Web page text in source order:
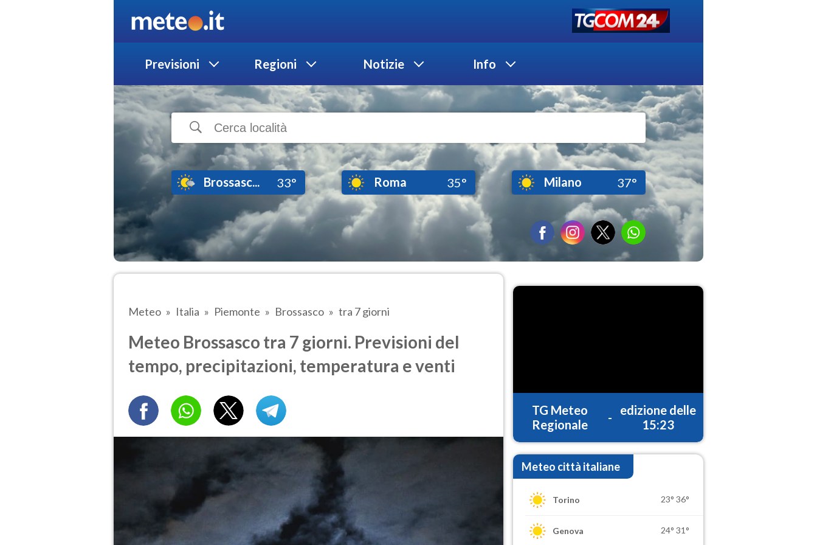
Previsioni Regioni Notizie Info
Brossasc... 33° Roma 35° Milano 37°
Meteo Italia Piemonte Brossasco tra 7 giorni
Meteo Brossasco tra 7 giorni. Previsioni del
tempo, precipitazioni, temperatura e venti
TG Meteo
Regionale
-
edizione delle
15:23
Meteo città italiane
Torino 23° 36°
Genova 24° 31°